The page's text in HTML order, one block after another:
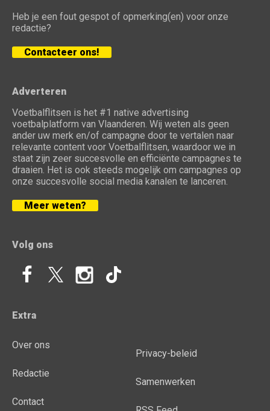
Heb je een fout gespot of opmerking(en) voor onze
redactie?
Contacteer ons!
Adverteren
Voetbalflitsen is het #1 native advertising
voetbalplatform van Vlaanderen. Wij weten als geen
ander uw merk en/of campagne door te vertalen naar
relevante content voor Voetbalflitsen, waardoor we in
staat zijn zeer succesvolle en efficiënte campagnes te
draaien. Het is ook steeds mogelijk om campagnes op
onze succesvolle social media kanalen te lanceren.
Meer weten?
Volg ons
Extra
Over ons
Redactie
Contact
Privacy-beleid
Samenwerken